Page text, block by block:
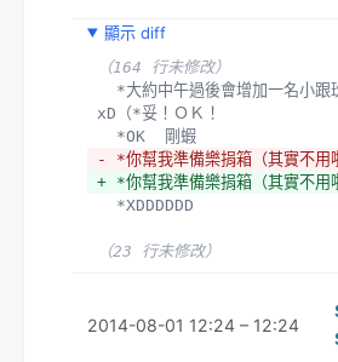
顯示 diff
（164 行未修改）
xD（*妥！ＯＫ！
  *OK  剛蝦
- *你幫我準備樂捐箱（其實不用
+ *你幫我準備樂捐箱（其實不用
  *XDDDDDD
（23 行未修改）
2014-08-01 12:24 – 12:24